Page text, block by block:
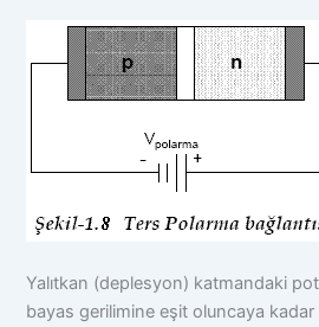
Yalıtkan (deplesyon) katmandaki
bayas gerilimine eşit oluncaya